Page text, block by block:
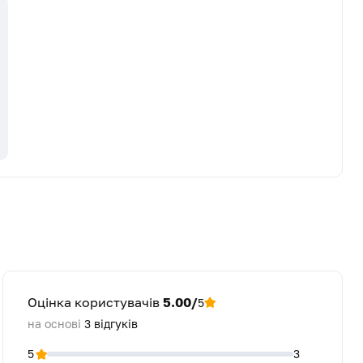
Оцінка користувачів 5.00/5
на основі 3 відгуків
5
3